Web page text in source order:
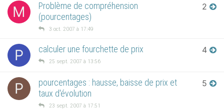
M
Problème de compréhension
(pourcentages)
3 oct. 2007 à 17:49
2
P calculer une fourchette de prix
25 sept. 2007 à 13:56
4
P
pourcentages : hausse, baisse de prix et
taux d'évolution
23 sept. 2007 à 17:51
5